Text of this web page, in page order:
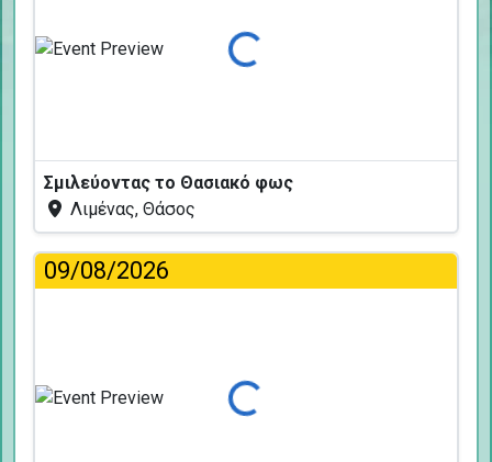
Φόρτωση...
Σμιλεύοντας το Θασιακό φως
Λιμένας, Θάσος
09/08/2026
Φόρτωση...